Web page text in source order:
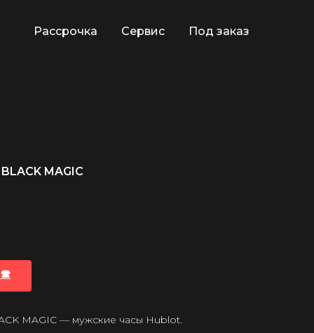
Рассрочка Сервис Под заказ
MAGIC
🕿
MAGIC — мужские часы Hublot.